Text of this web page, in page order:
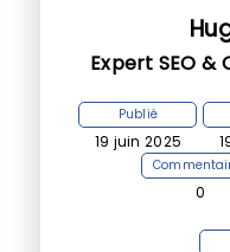
Expert SEO &
Publié
19 juin 2025
0